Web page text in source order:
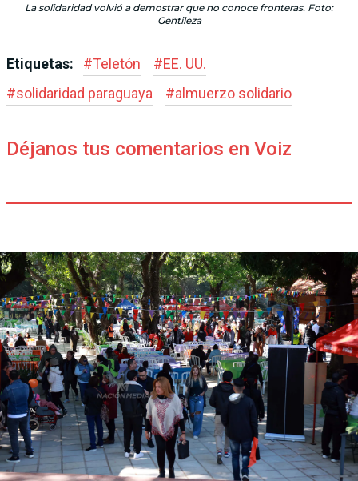
La solidaridad volvió a demostrar que no conoce fronteras. Foto:
Gentileza
Etiquetas: #Teletón #EE. UU.
#solidaridad paraguaya #almuerzo solidario
Déjanos tus comentarios en Voiz